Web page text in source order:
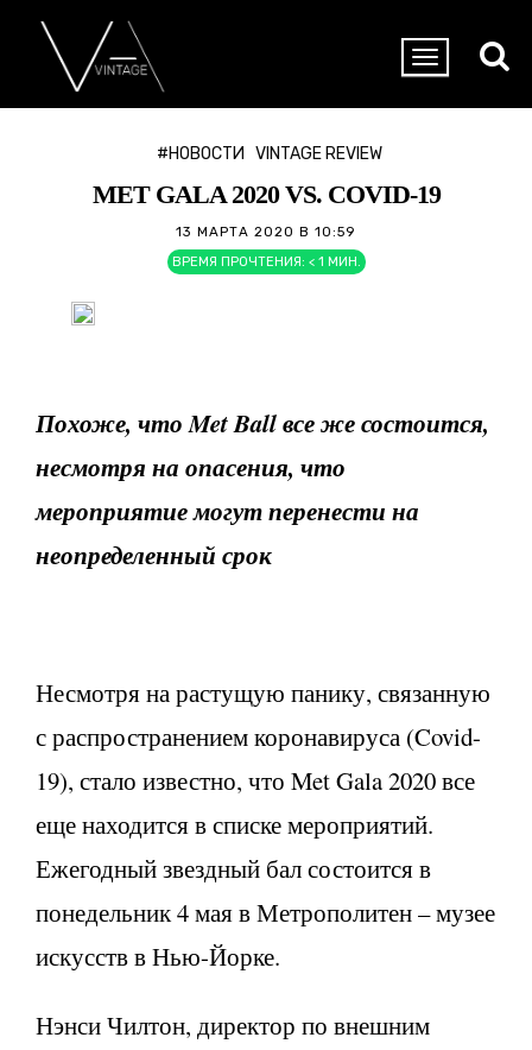
#НОВОСТИ VINTAGE REVIEW
MET GALA 2020 VS. COVID-19
13 МАРТА 2020 В 10:59
ВРЕМЯ ПРОЧТЕНИЯ: < 1 МИН.
Похоже, чтоMetBall все же состоится,
несмотря на опасения, что
мероприятие могут перенести на
неопределенный срок
Несмотря на растущую панику, связанную
с распространением коронавируса (Covid-
19), стало известно, что Met Gala 2020 все
еще находится в списке мероприятий.
Ежегодный звездный бал состоится в
понедельник 4 мая в Метрополитен – музее
искусств в Нью-Йорке.
Нэнси Чилтон, директор по внешним